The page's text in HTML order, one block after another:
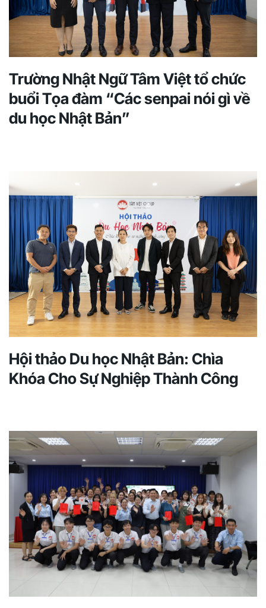
Trường Nhật Ngữ Tâm Việt tổ chức
buổi Tọa đàm “Các senpai nói gì về
du học Nhật Bản”
Hội thảo Du học Nhật Bản: Chìa
Khóa Cho Sự Nghiệp Thành Công